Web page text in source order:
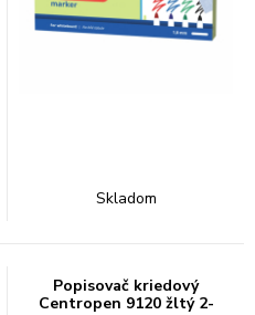
Skladom
Popisovač kriedový
Centropen 9120 žltý 2-